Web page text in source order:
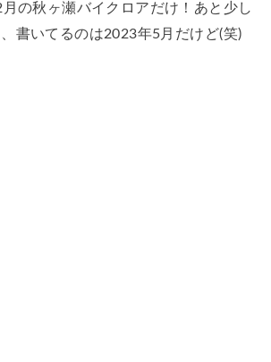
の秋ヶ瀬バイクロアだけ！あと少し
書いてるのは2023年5月だけど(笑)